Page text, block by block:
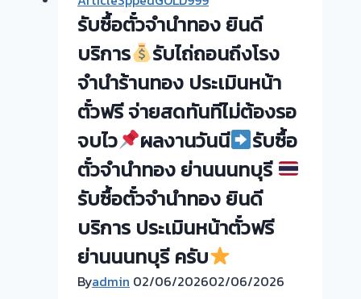
จำนำ
ทอง
ยินดี
ประเมิน
หน้า
ตั๋ว
ฟรี
บางเลน
นครปฐม
ทอง
ยินดี
บริการ
รับ
ไถ่ถอน
โรง
จำนำ
ร้าน
ทอง
ประเมิน
หน้า
ตั๋ว
ฟรี
รับซื้อตั๋วจำนำทอง ยินดี
บริการ
รับไถ่ถอนถึงโรง
จำนำร้านทอง ประเมินหน้า
ตั๋วฟรี จ่ายสดทันทีไม่ต้องรอ
จบไว
ผลงานวันนี
รับซื้อ
ตั๋วจำนำทอง ย่านนนทบุรี
รับซื้อตั๋วจำนำทอง ยินดี
บริการ ประเมินหน้าตั๋วฟรี
ย่านนนทบุรี ครับ
Byadmin 02/06/202602/06/2026